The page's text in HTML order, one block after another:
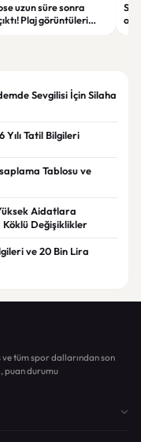
uzun süre sonra
Plaj görüntüleri
Sevgilisi İçin Silaha
Tatil Bilgileri
Tablosu ve
Aidatlara
Köklü Değişiklikler
ve 20 Bin Lira
tüm spor dallarından son
puan durumu